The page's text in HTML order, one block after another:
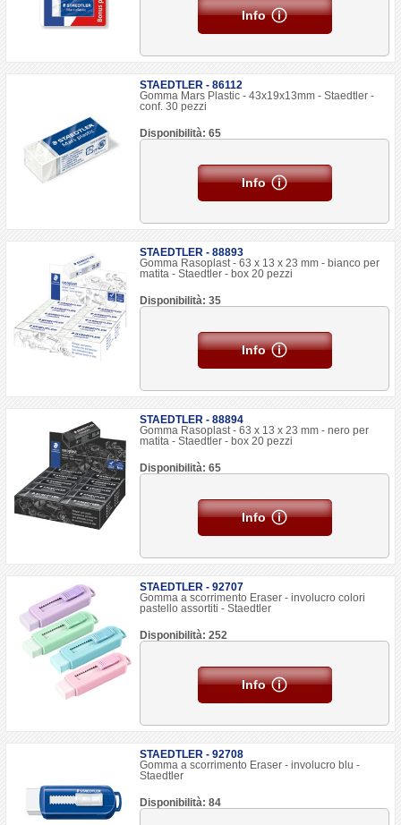
Info
STAEDTLER - 86112
Gomma Mars Plastic - 43x19x13mm - Staedtler -
conf. 30 pezzi
Disponibilità: 65
Info
STAEDTLER - 88893
Gomma Rasoplast - 63 x 13 x 23 mm - bianco per
matita - Staedtler - box 20 pezzi
Disponibilità: 35
Info
STAEDTLER - 88894
Gomma Rasoplast - 63 x 13 x 23 mm - nero per
matita - Staedtler - box 20 pezzi
Disponibilità: 65
Info
STAEDTLER - 92707
Gomma a scorrimento Eraser - involucro colori
pastello assortiti - Staedtler
Disponibilità: 252
Info
STAEDTLER - 92708
Gomma a scorrimento Eraser - involucro blu -
Staedtler
Disponibilità: 84